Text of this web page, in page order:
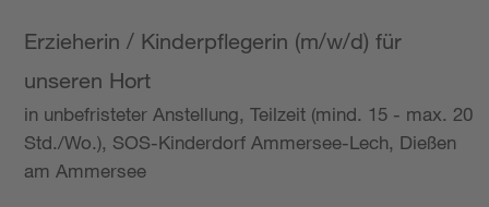
Erzieherin / Kinderpflegerin (m/w/d) für
unseren Hort
in unbefristeter Anstellung, Teilzeit (mind. 15 - max. 20
Std./Wo.), SOS-Kinderdorf Ammersee-Lech, Dießen
am Ammersee